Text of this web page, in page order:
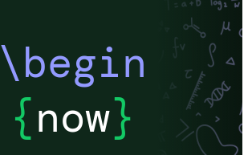
\begin
{now}